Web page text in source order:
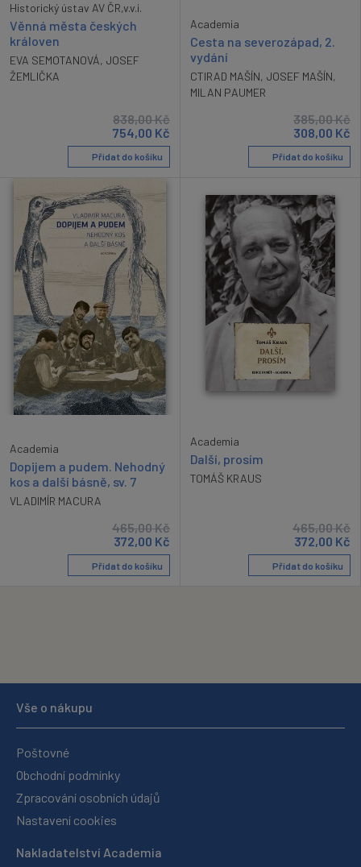
Historický ústav AV ČR,v.v.i.
Věnná města českých
královen
EVA SEMOTANOVÁ, JOSEF
ŽEMLIČKA
838,00Kč
754,00 Kč
Přidat do košíku
Academia
Cesta na severozápad, 2.
vydání
CTIRAD MAŠÍN, JOSEF MAŠÍN,
MILAN PAUMER
385,00Kč
308,00 Kč
Přidat do košíku
Academia
Dopijem a pudem. Nehodný
kos a další básně, sv. 7
VLADIMÍR MACURA
465,00Kč
372,00 Kč
Přidat do košíku
Academia
Další, prosím
TOMÁŠ KRAUS
465,00Kč
372,00 Kč
Přidat do košíku
Vše o nákupu
Poštovné
Obchodní podmínky
Zpracování osobních údajů
Nastavení cookies
Nakladatelství Academia